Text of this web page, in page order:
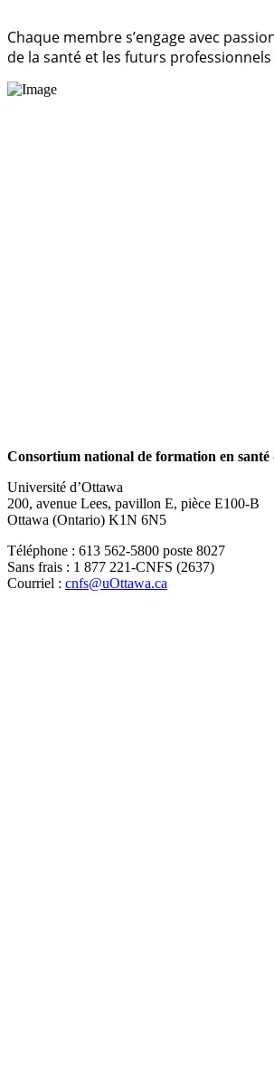
Chaque membre s’engage avec
de la santé et les futurs
Consortium national de formation en
Université d’Ottawa
200, avenue Lees, pavillon E, pièce E100-B
Ottawa (Ontario) K1N 6N5
Téléphone : 613 562-5800 poste 8027
Sans frais : 1 877 221-CNFS (2637)
Courriel : cnfs@uOttawa.ca